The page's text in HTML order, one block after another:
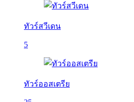
ทัวร์สวีเดน
5
ทัวร์ออสเตรีย